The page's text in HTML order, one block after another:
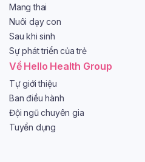
Mang thai
Nuôi dạy con
Sau khi sinh
Sự phát triển của trẻ
Về Hello Health Group
Tự giới thiệu
Ban điều hành
Đội ngũ chuyên gia
Tuyển dụng